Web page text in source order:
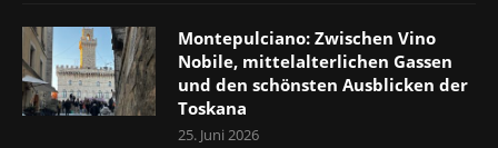
Montepulciano: Zwischen Vino
Nobile, mittelalterlichen Gassen
und den schönsten Ausblicken der
Toskana
25. Juni 2026